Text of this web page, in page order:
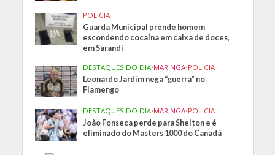
POLICIA
Guarda Municipal prende homem
escondendo cocaína em caixa de doces,
em Sarandi
DESTAQUES DO DIA•MARINGA•POLICIA
Leonardo Jardim nega “guerra” no
Flamengo
DESTAQUES DO DIA•MARINGA•POLICIA
João Fonseca perde para Shelton e é
eliminado do Masters 1000 do Canadá